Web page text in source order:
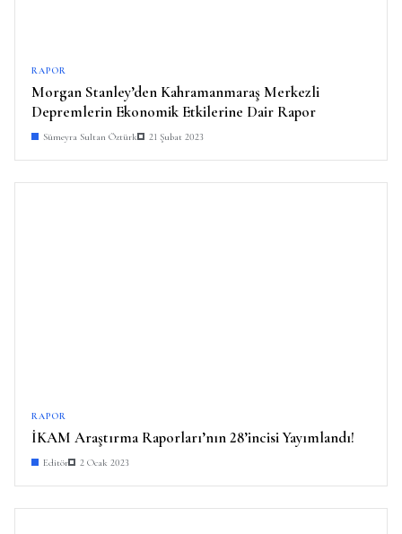
RAPOR
Morgan Stanley’den Kahramanmaraş Merkezli
Depremlerin Ekonomik Etkilerine Dair Rapor
Sümeyra Sultan Öztürk 21 Şubat 2023
RAPOR
İKAM Araştırma Raporları’nın 28’incisi Yayımlandı!
Editör 2 Ocak 2023